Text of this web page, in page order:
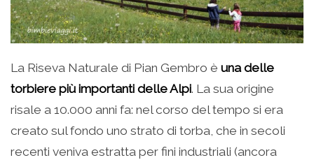
La Riseva Naturale di Pian Gembro è una delle
torbiere più importanti delle Alpi. La sua origine
risale a 10.000 anni fa: nel corso del tempo si era
creato sul fondo uno strato di torba, che in secoli
recenti veniva estratta per fini industriali (ancora